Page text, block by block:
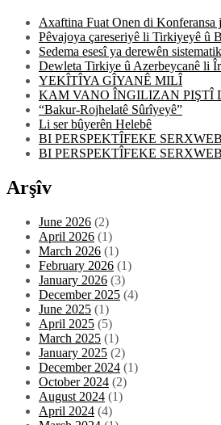
Axaftina Fuat Onen di
Pêvajoya çareseriyê li Tirkiyeyê û
Sedema esesî ya derewên
Dewleta Tirkiye û Azerbeycanê li
YEKÎTÎYA GÎYANÊ MILÎ
KAM VANO ÎNGILIZAN PIŞTÎ
“Bakur-Rojhelatê Sûrîyeyê”
Li ser bûyerên Helebê
BI PERSPEKTÎFEKE
BI PERSPEKTÎFEKE
Arşîv
June 2026 (2)
April 2026 (1)
March 2026 (1)
February 2026 (1)
January 2026 (3)
December 2025 (4)
June 2025 (1)
April 2025 (5)
March 2025 (1)
January 2025 (2)
December 2024 (1)
October 2024 (2)
August 2024 (1)
April 2024 (4)